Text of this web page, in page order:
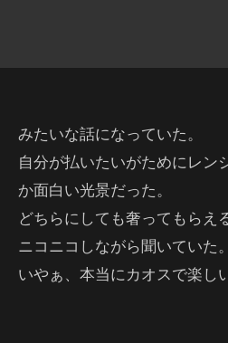
みたいな話になっていた。
自分が払いたいがためにレン
か面白い光景だった。
どちらにしても奢ってもらえ
ニコニコしながら聞いていた。
いやぁ、本当にカオスで楽し